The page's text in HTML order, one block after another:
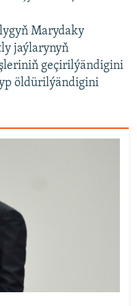
Marydaky
jaýlarynyň
geç​irilýändigini
ö​ldü​rilýändigini